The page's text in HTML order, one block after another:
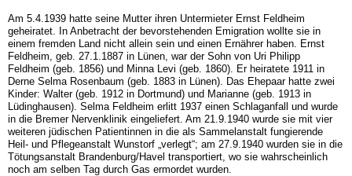
Am 5.4.1939 hatte seine Mutter ihren Untermieter Ernst Feldheim
geheiratet. In Anbe­tracht der bevorstehenden Emigration wollte sie in
einem fremden Land nicht allein sein und einen Ernährer haben. Ernst
Feldheim, geb. 27.1.1887 in Lünen, war der Sohn von Uri Philipp
Feldheim (geb. 1856) und Minna Levi (geb. 1860). Er heiratete 1911 in
Derne Selma Rosenbaum (geb. 1883 in Lünen). Das Ehepaar hatte zwei
Kinder: Walter (geb. 1912 in Dortmund) und Marianne (geb. 1913 in
Lüdinghausen). Selma Feldheim erlitt 1937 einen Schlaganfall und wurde
in die Bremer Nervenklinik eingeliefert. Am 21.9.1940 wurde sie mit vier
weiteren jüdischen Patientinnen in die als Sammelanstalt fungierende
Heil- und Pflegeanstalt Wunstorf „verlegt“; am 27.9.1940 wurden sie in die
Tötungsanstalt Brandenburg/Havel transportiert, wo sie wahrscheinlich
noch am sel­ben Tag durch Gas ermordet wurden.